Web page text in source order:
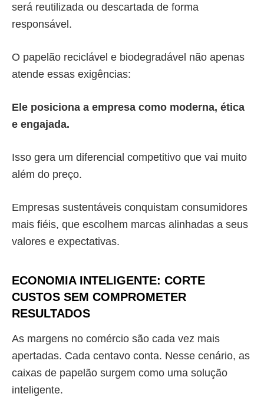
será reutilizada ou descartada de forma
responsável.
O papelão reciclável e biodegradável não apenas
atende essas exigências:
Ele posiciona a empresa como moderna, ética
e engajada.
Isso gera um diferencial competitivo que vai muito
além do preço.
Empresas sustentáveis conquistam consumidores
mais fiéis, que escolhem marcas alinhadas a seus
valores e expectativas.
ECONOMIA INTELIGENTE: CORTE
CUSTOS SEM COMPROMETER
RESULTADOS
As margens no comércio são cada vez mais
apertadas. Cada centavo conta. Nesse cenário, as
caixas de papelão surgem como uma solução
inteligente.